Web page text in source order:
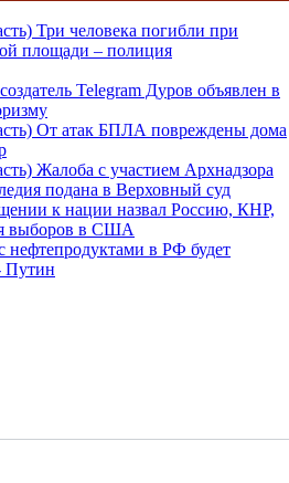
Три человека погибли при
площади – полиция
Telegram Дуров объявлен в
От атак БПЛА повреждены дома
Жалоба с участием Архнадзора
подана в Верховный суд
к нации назвал Россию, КНР,
выборов в США
нефтепродуктами в РФ будет
Путин